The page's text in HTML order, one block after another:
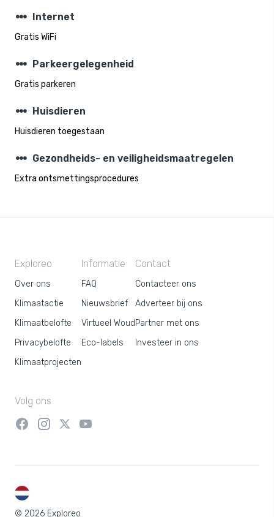
steppers Internet
Gratis WiFi
steppers Parkeergelegenheid
Gratis parkeren
steppers Huisdieren
Huisdieren toegestaan
steppers Gezondheids- en veiligheidsmaatregelen
Extra ontsmettingsprocedures
Exploreo
Over ons
Klimaatactie
Klimaatbelofte
Privacybelofte
Klimaatprojecten
Informatie
FAQ
Nieuwsbrief
Virtueel Woud
Eco-labels
Contact
Contacteer ons
Adverteer bij ons
Partner met ons
Investeer in ons
Volg ons
© 2026 Exploreo